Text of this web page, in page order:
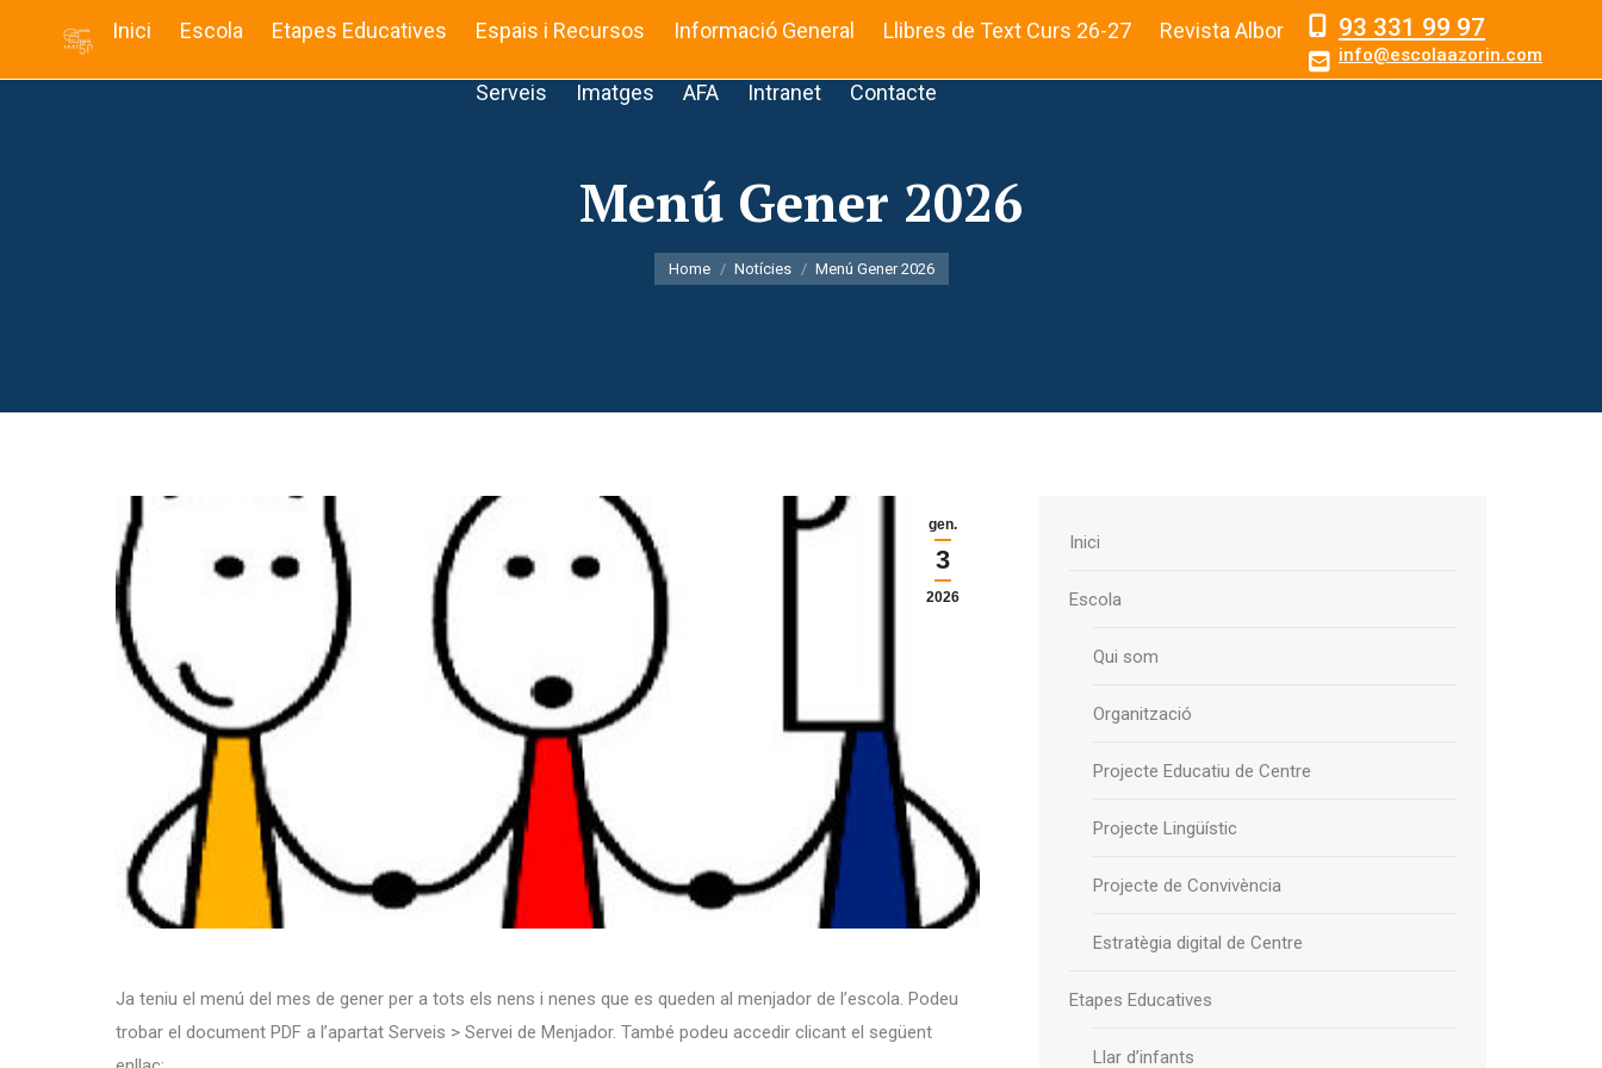
Inici Escola Etapes Educatives Espais i Recursos Informació General Llibres de Text Curs 26-27 Revista Albor
Serveis Imatges AFA Intranet Contacte
93 331 99 97
info@escolaazorin.com
Menú Gener 2026
You are here:
Home Notícies Menú Gener 2026
gen.
3
2026
Ja teniu el menú del mes de gener per a tots els nens i nenes que es queden al menjador de l’escola. Podeu
trobar el document PDF a l’apartat Serveis > Servei de Menjador. També podeu accedir clicant el següent
Inici
Escola
Qui som
Organització
Projecte Educatiu de Centre
Projecte Lingüístic
Projecte de Convivència
Estratègia digital de Centre
Etapes Educatives
Llar d’infants